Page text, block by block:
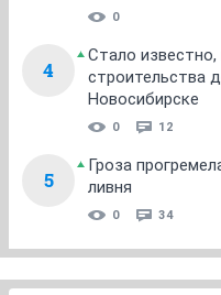
0
4
Стало
строительства
Новосибирске
0 12
5
Гроза
ливня
0 34